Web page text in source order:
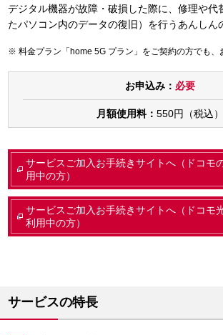
デジタル機器が故障・破損した際に、修理や代
たパソコン内のデータの復旧）を行うあんしん
料金プラン「home 5G プラン」をご契約の方でも、
お申込み： 必要
月額使用料： 550円（税込）
サービスご加入お手続きサイトへ（ドコモ
用中の方）
サービスご加入お手続きサイトへ（ドコモ
利用中の方）
サービスの特長